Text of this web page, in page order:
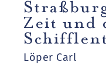
Zeit und
Löper Carl